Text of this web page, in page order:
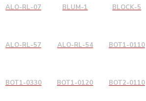
ALO-RL-07 BLUM-1 BLOCK-5
ALO-RL-57 ALO-RL-54 BOT1-0110
BOT1-0330 BOT1-0120 BOT2-0110